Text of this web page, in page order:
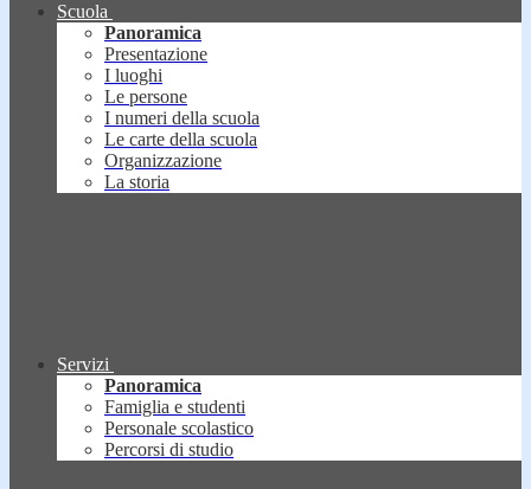
Scuola
Panoramica
Presentazione
I luoghi
Le persone
I numeri della scuola
Le carte della scuola
Organizzazione
La storia
Servizi
Panoramica
Famiglia e studenti
Personale scolastico
Percorsi di studio